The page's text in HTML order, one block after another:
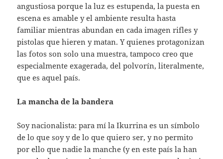
angustiosa porque la luz es estupenda, la puesta en
escena es amable y el ambiente resulta hasta
familiar mientras abundan en cada imagen rifles y
pistolas que hieren y matan. Y quienes protagonizan
las fotos son solo una muestra, tampoco creo que
especialmente exagerada, del polvorín, literalmente,
que es aquel país.
La mancha de la bandera
Soy nacionalista: para mí la Ikurrina es un símbolo
de lo que soy y de lo que quiero ser, y no permito
por ello que nadie la manche (y en este país la han